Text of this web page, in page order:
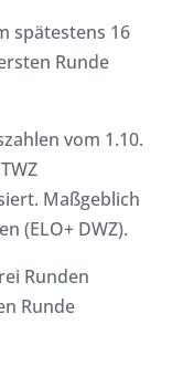
spätestens 16
Runde
vom 1.10.
Maßgeblich
(ELO+ DWZ).
Runden
Runde